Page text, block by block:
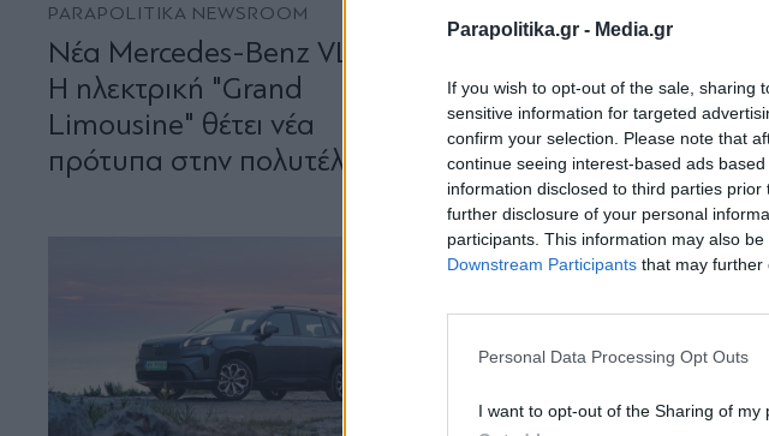
Parapolitika.gr - Media.gr
If you wish to opt-out of the sale, sharing
sensitive information for targeted
confirm your selection. Please note that
continue seeing interest-based ads
information disclosed to third parties
further disclosure of your personal
participants. This information may also
Downstream Participants that may further
Personal Data Processing Opt Outs
I want to opt-out of the Sharing of my
PARAPOLITIKA NEWSROOM
Νέα Mercedes-Benz VLE:
Η ηλεκτρική "Grand
Limousine" θέτει νέα
πρότυπα στην πολυτέλεια
350 ευρώ για ρίψη
απορριμμάτων στο